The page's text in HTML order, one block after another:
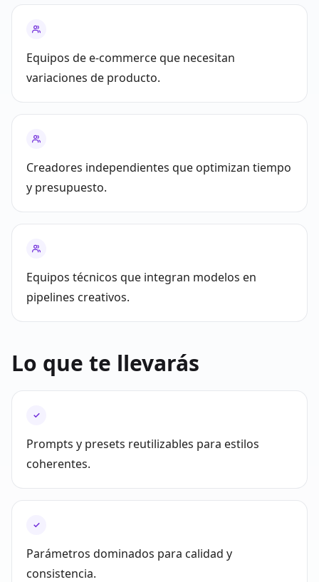
Equipos de e‑commerce que necesitan
variaciones de producto.
Creadores independientes que optimizan tiempo
y presupuesto.
Equipos técnicos que integran modelos en
pipelines creativos.
Lo que te llevarás
✓
Prompts y presets reutilizables para estilos
coherentes.
✓
Parámetros dominados para calidad y
consistencia.